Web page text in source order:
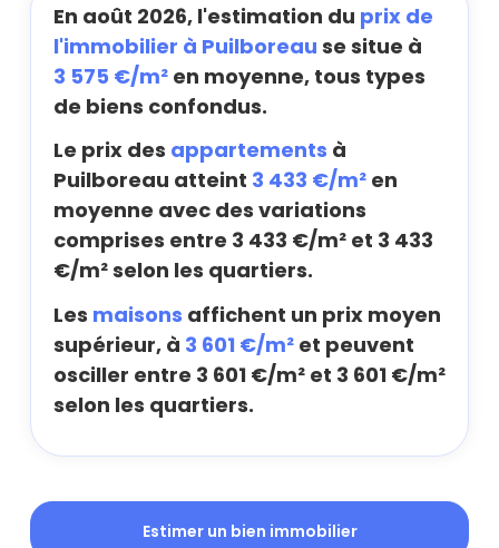
En août 2026, l'estimation du prix de
l'immobilier à Puilboreau se situe à
3 575 €/m² en moyenne, tous types
de biens confondus.
Le prix des appartements à
Puilboreau atteint 3 433 €/m² en
moyenne avec des variations
comprises entre 3 433 €/m² et 3 433
€/m² selon les quartiers.
Les maisons affichent un prix moyen
supérieur, à 3 601 €/m² et peuvent
osciller entre 3 601 €/m² et 3 601 €/m²
selon les quartiers.
Estimer un bien immobilier